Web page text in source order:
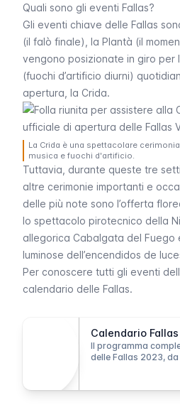
Quali sono gli eventi Fallas?
Gli eventi chiave delle Fallas
(il falò finale), la Plantà (il
vengono posizionate in giro per
(fuochi d’artificio diurni)
apertura, la Crida.
La Crida è una spettacolare
musica e fuochi d'artificio.
Tuttavia, durante queste tre
altre cerimonie importanti e
delle più note sono l’offerta
lo spettacolo pirotecnico della
allegorica Cabalgata del Fuego
luminose dell’encendidos de
Per conoscere tutti gli eventi
calendario delle Fallas.
Calendario
Il programma
delle Fallas 2023,